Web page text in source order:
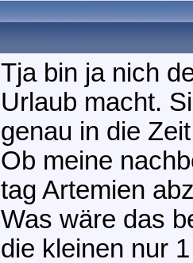
Tja bin ja nich
Urlaub macht.
genau in die
Ob meine
tag Artemien
Was wäre das
die kleinen nur